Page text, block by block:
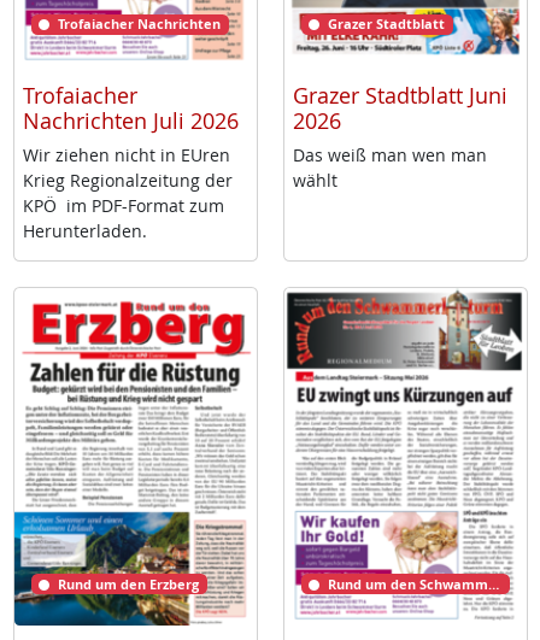
Trofaiacher Nachrichten
Trofaiacher
Nachrichten Juli 2026
Wir zie­hen nicht in EU­ren
Krieg Re­gio­nal­zei­tung der
KPÖ im PDF-For­mat zum
Her­un­ter­la­den.
Grazer Stadtblatt
Grazer Stadtblatt Juni
2026
Das weiß man wen man
wählt
Rund um den Erzberg Rund um den Schwammerlturm